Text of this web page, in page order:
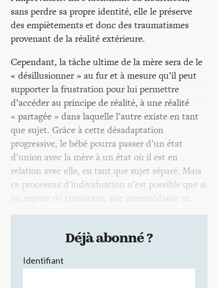
sans perdre sa propre identité, elle le préserve
des empiètements et donc des traumatismes
provenant de la réalité extérieure.
Cependant, la tâche ultime de la mère sera de le
« désillusionner » au fur et à mesure qu’il peut
supporter la frustration pour lui permettre
d’accéder au principe de réalité, à une réalité
« partagée » dans laquelle l’autre existe en tant
que sujet. Grâce à cette désadaptation
progressive, le bébé pourra passer d’un état
d’union avec la mère à un état où il est en
relation avec elle, en tant que sujet séparé. Mais
ce processus d’individuation n’est possible que si
un espace de transition, aire intermédiaire se…
Déjà abonné ?
Identifiant